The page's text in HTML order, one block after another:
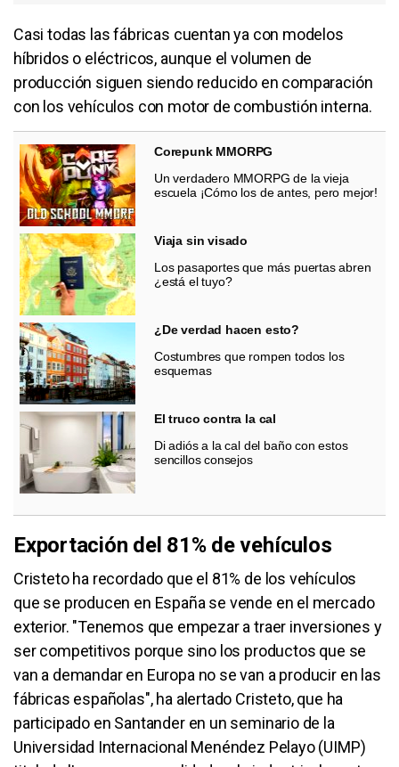
Casi todas las fábricas cuentan ya con modelos
híbridos o eléctricos, aunque el volumen de
producción siguen siendo reducido en comparación
con los vehículos con motor de combustión interna.
Corepunk MMORPG
Un verdadero MMORPG de la vieja
escuela ¡Cómo los de antes, pero mejor!
Viaja sin visado
Los pasaportes que más puertas abren
¿está el tuyo?
¿De verdad hacen esto?
Costumbres que rompen todos los
esquemas
El truco contra la cal
Di adiós a la cal del baño con estos
sencillos consejos
Exportación del 81% de vehículos
Cristeto ha recordado que el 81% de los vehículos
que se producen en España se vende en el mercado
exterior. "Tenemos que empezar a traer inversiones y
ser competitivos porque sino los productos que se
van a demandar en Europa no se van a producir en las
fábricas españolas", ha alertado Cristeto, que ha
participado en Santander en un seminario de la
Universidad Internacional Menéndez Pelayo (UIMP)